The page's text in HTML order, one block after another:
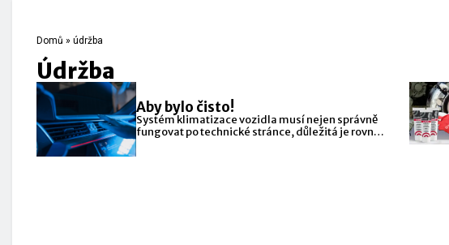
Domů » údržba
údržba
Aby bylo čisto!
Systém klimatizace vozidla musí nejen správně
fungovat po technické stránce, důležitá je rovněž
jeho čistota.